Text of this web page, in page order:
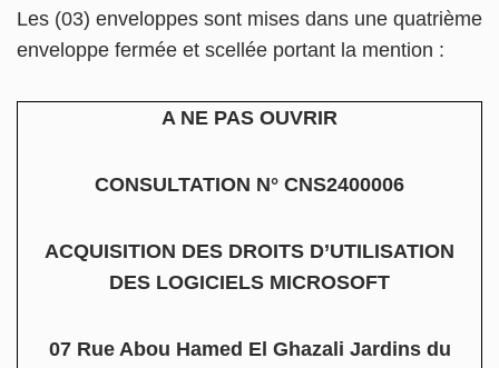
Les (03) enveloppes sont mises dans une quatrième
enveloppe fermée et scellée portant la mention :
A NE PAS OUVRIR
CONSULTATION N° CNS2400006
ACQUISITION DES DROITS D’UTILISATION
DES LOGICIELS MICROSOFT
07 Rue Abou Hamed El Ghazali Jardins du